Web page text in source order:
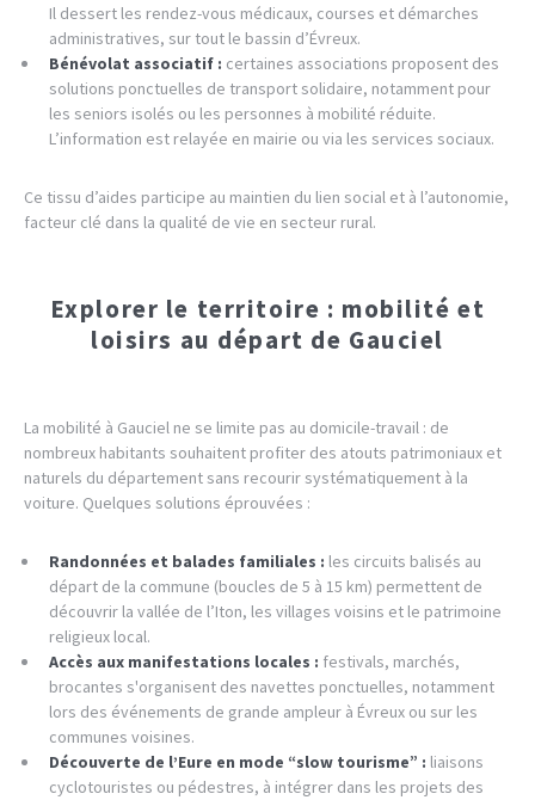
Il dessert les rendez-vous médicaux, courses et démarches
administratives, sur tout le bassin d’Évreux.
Bénévolat associatif : certaines associations proposent des
solutions ponctuelles de transport solidaire, notamment pour
les seniors isolés ou les personnes à mobilité réduite.
L’information est relayée en mairie ou via les services sociaux.
Ce tissu d’aides participe au maintien du lien social et à l’autonomie,
facteur clé dans la qualité de vie en secteur rural.
Explorer le territoire : mobilité et
loisirs au départ de Gauciel
La mobilité à Gauciel ne se limite pas au domicile-travail : de
nombreux habitants souhaitent profiter des atouts patrimoniaux et
naturels du département sans recourir systématiquement à la
voiture. Quelques solutions éprouvées :
Randonnées et balades familiales : les circuits balisés au
départ de la commune (boucles de 5 à 15 km) permettent de
découvrir la vallée de l’Iton, les villages voisins et le patrimoine
religieux local.
Accès aux manifestations locales : festivals, marchés,
brocantes s'organisent des navettes ponctuelles, notamment
lors des événements de grande ampleur à Évreux ou sur les
communes voisines.
Découverte de l’Eure en mode “slow tourisme” : liaisons
cyclotouristes ou pédestres, à intégrer dans les projets des